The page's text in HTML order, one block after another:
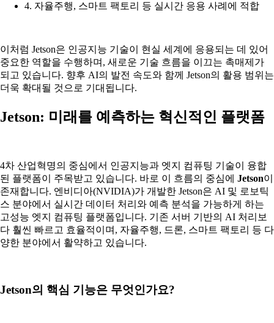
4. 자율주행, 스마트 팩토리 등 실시간 응용 사례에 적합
이처럼 Jetson은 인공지능 기술이 현실 세계에 응용되는 데 있어
중요한 역할을 수행하며, 새로운 기술 흐름을 이끄는 촉매제가
되고 있습니다. 향후 AI의 발전 속도와 함께 Jetson의 활용 범위는
더욱 확대될 것으로 기대됩니다.
Jetson: 미래를 예측하는 혁신적인 플랫폼
4차 산업혁명의 중심에서 인공지능과 엣지 컴퓨팅 기술이 융합
된 플랫폼이 주목받고 있습니다. 바로 이 흐름의 중심에 Jetson이
존재합니다. 엔비디아(NVIDIA)가 개발한 Jetson은 AI 및 로보틱
스 분야에서 실시간 데이터 처리와 예측 분석을 가능하게 하는
고성능 엣지 컴퓨팅 플랫폼입니다. 기존 서버 기반의 AI 처리보
다 훨씬 빠르고 효율적이며, 자율주행, 드론, 스마트 팩토리 등 다
양한 분야에서 활약하고 있습니다.
Jetson의 핵심 기능은 무엇인가요?